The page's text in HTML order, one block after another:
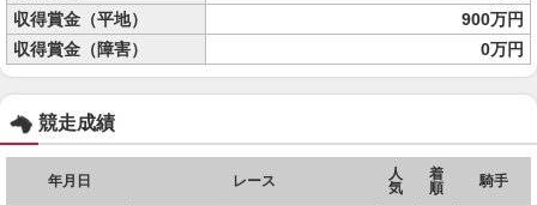
収得賞金（平地）
900万円
収得賞金（障害）
0万円
競走成績
年月日 レース
人
気
着
順
騎手